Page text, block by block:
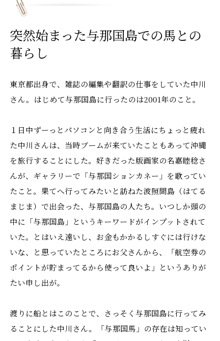
突然始まった与那国島での馬との
暮らし
東京都出身で、雑誌の編集や翻訳の仕事をしていた中川
さん。はじめて与那国島に行ったのは2001年のこと。
１日中ずーっとパソコンと向き合う生活にちょっと疲れ
た中川さんは、当時ブームが来ていたこともあって沖縄
を旅行することにした。好きだった版画家の名嘉睦稔さ
んが、ギャラリーで「与那国ションカネー」を歌ってい
たこと。果てへ行ってみたいと訪ねた波照間島（はてる
まじま）で出会った、与那国島の人たち。いつしか頭の
中に「与那国島」というキーワードがインプットされて
いた。とはいえ遠いし、お金もかかるしすぐには行けな
いな、と思っていたところにお父さんから、「航空券の
ポイントが貯まってるから使って良いよ」というありが
たい申し出が。
渡りに船とはこのことで、さっそく与那国島に行ってみ
ることにした中川さん。「与那国馬」の存在は知ってい